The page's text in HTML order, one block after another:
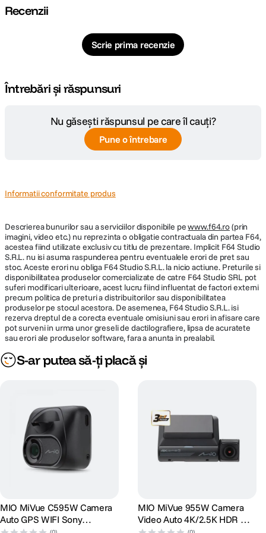
Design minimalist Vedere neobstructionata
Senzor G cu 3 axe Miscari detectabile cu senzorul G
Unghi larg de 140° Pentru a surprinde fiecare detaliu in momentele critice
Specificatii
Rezolutie maxima / cadre pe secunda 2.5K 1440P / 30 cadre pe secunda
Full HD 1080P / 30 cadre pe secunda
Formatul inregistrarii .MP4 (H.264)
Inregistrare audio
Hardware
WIFI
Receptor GPS
Senzor G cu 3 axe
Memorie (Se recomanda card micro SD tip UHS I U1 Endurance de pana la
128 GB)
Adancime (mm) 30.5
Greutate (gr) 66
Microfon
SuperCap incorporat
Software
DETALII PRODUCATOR
Cod producator MiVue J35
Recenzii
Scrie prima recenzie
Întrebări și răspunsuri
Nu găsești răspunsul pe care îl cauți?
Pune o întrebare
Informatii conformitate produs
Descrierea bunurilor sau a serviciilor disponibile pewww.f64.ro(prin
imagini, video etc.) nu reprezinta o obligatie contractuala din partea F64,
acestea fiind utilizate exclusiv cu titlu de prezentare. Implicit F64 Studio
S.R.L. nu isi asuma raspunderea pentru eventualele erori de pret sau
stoc. Aceste erori nu obliga F64 Studio S.R.L. la nicio actiune. Preturile si
disponibilitatea produselor comercializate de catre F64 Studio SRL pot
suferi modificari ulterioare, acest lucru fiind influentat de factori externi
precum politica de preturi a distribuitorilor sau disponibilitatea
produselor pe stocul acestora. De asemenea, F64 Studio S.R.L. isi
rezerva dreptul de a corecta eventuale omisiuni sau erori in afisare care
pot surveni in urma unor greseli de dactilografiere, lipsa de acuratete
sau erori ale produselor software, fara a anunta in prealabil.
S-ar putea să-ți placă și
MIO MiVue C595W Camera
Auto GPS WIFI Sony
MIO MiVue 955W Camera
Video Auto 4K/2.5K HDR Wi-